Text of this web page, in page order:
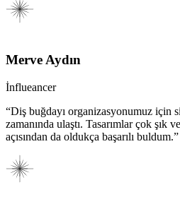
Merve Aydın
İnflueancer
“Diş buğdayı organizasyonumuz için
zamanında ulaştı. Tasarımlar çok şık
açısından da oldukça başarılı buldum.”